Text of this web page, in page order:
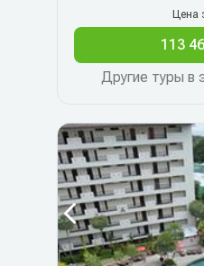
Другие туры в
Цена
113